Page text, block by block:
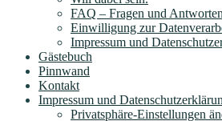
FAQ – Fragen und Antworten
Einwilligung zur
Impressum und
Gästebuch
Pinnwand
Kontakt
Impressum und
Privatsphäre-Einstellungen